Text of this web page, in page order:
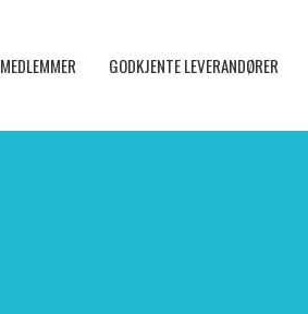
MEDLEMMER GODKJENTE LEVERANDØRER